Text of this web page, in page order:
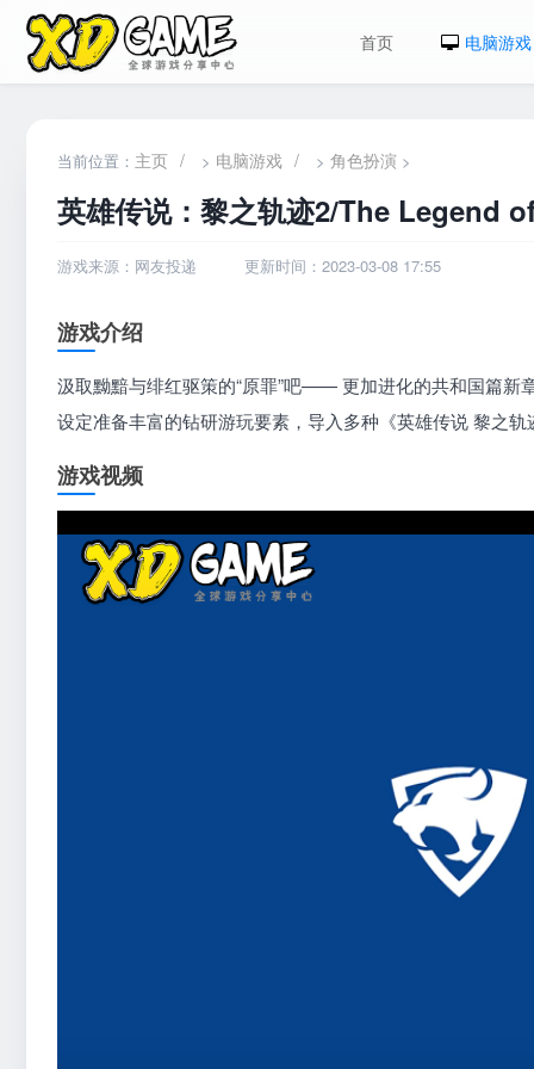
首页 电脑游戏
当前位置： 主页 / > 电脑游戏 / > 角色扮演 >
英雄传说：黎之轨迹2/The Legend
游戏来源：网友投递 更新时间：2023-03-08 17:55
游戏介绍
汲取黝黯与绯红驱策的“原罪”吧—— 更加进化的共和国篇新
设定准备丰富的钻研游玩要素，导入多种《英雄传说 黎之
游戏视频